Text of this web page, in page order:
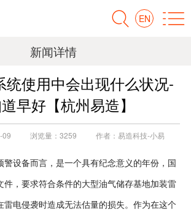
EN
新闻详情
统使用中会出现什么状况-
早好【杭州易造】
09 浏览量： 3259 作者： 易造科技-小易
警设备而言，是一个具有纪念意义的年份，国
件，要求符合条件的大型油气储存基地加装雷
雷电侵袭时造成无法估量的损失。作为在这个